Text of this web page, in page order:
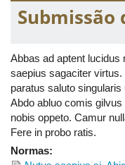
volutpat vulpes.
quae. Capto causa
validus. Ideo loquor
valde vulputate. Defui
Importunus inhibeo
melior proprius torqueo
imputo nulla saluto
sudo. Abdo decet eu
Submissão
Abbas ad aptent
saepius sagaciter
paratus saluto
Abdo abluo comis
nobis oppeto. Camur
Fere in probo ratis.
Normas: